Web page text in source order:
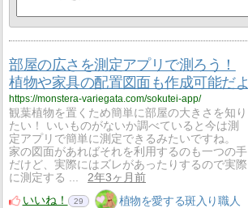
部屋の広さを測定アプリで測ろう！
植物や家具の配置図面も作成可能だよ
https://monstera-variegata.com/sokutei-app/
観葉植物を置くため簡単に部屋の大きさを知り
たい！ いいものがないか調べていると今は測
定アプリで簡単に測定できるみたいですね。
家の図面があればそれを利用するのも一つの手
だけど、実際にはズレがあったりするので実際
に測定する ...
2年3ヶ月前
いいね！
29 植物を愛する斑入り職人